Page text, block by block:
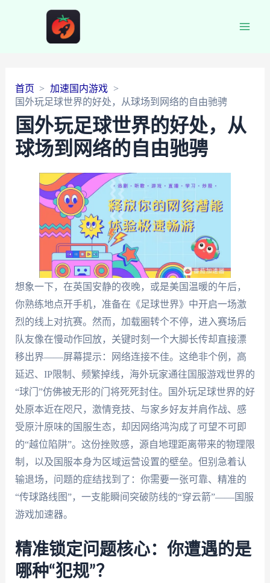
首页
加速国内游戏
国外玩足球世界的好处，从球场到网络的自由驰骋
国外玩足球世界的好处，从
球场到网络的自由驰骋
想象一下，在英国安静的夜晚，或是美国温暖的午后，
你熟练地点开手机，准备在《足球世界》中开启一场激
烈的线上对抗赛。然而，加载圈转个不停，进入赛场后
队友像在慢动作回放，关键时刻一个大脚长传却直接漂
移出界——屏幕提示：网络连接不佳。这绝非个例，高
延迟、IP限制、频繁掉线，海外玩家通往国服游戏世界的
“球门”仿佛被无形的门将死死封住。国外玩足球世界的好
处原本近在咫尺，激情竞技、与家乡好友并肩作战、感
受原汁原味的国服生态，却因网络鸿沟成了可望不可即
的“越位陷阱”。这份挫败感，源自地理距离带来的物理限
制，以及国服本身为区域运营设置的壁垒。但别急着认
输退场，问题的症结找到了：你需要一张可靠、精准的
“传球路线图”，一支能瞬间突破防线的“穿云箭”——国服
游戏加速器。
精准锁定问题核心：你遭遇的是
哪种“犯规”？